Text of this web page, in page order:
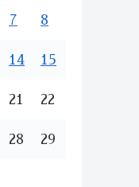
7 8
14 15
21 22
28 29